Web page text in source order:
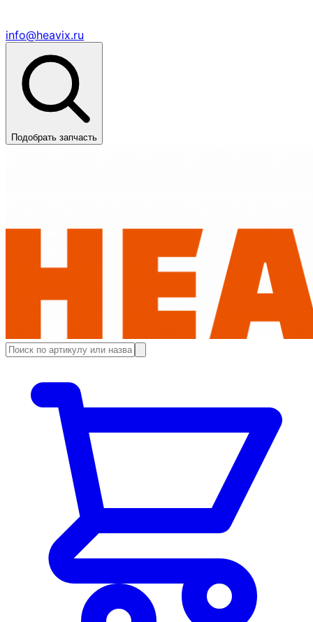
info@heavix.ru
Подобрать запчасть